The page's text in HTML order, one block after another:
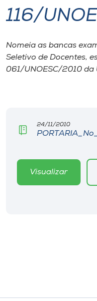
I.nova
Diplomados
Editora
116/
Nomeia as bancas
Seletivo de Docentes,
061/UNOESC/2010 da
24/11/2010
Visualizar